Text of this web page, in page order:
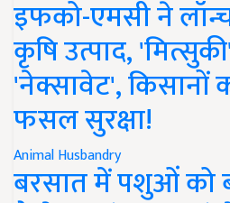
इफको-एमसी ने
कृषि उत्पाद,
'नेक्सावेट', किसानों
फसल सुरक्षा!
Animal Husbandry
बरसात में पशुओं को